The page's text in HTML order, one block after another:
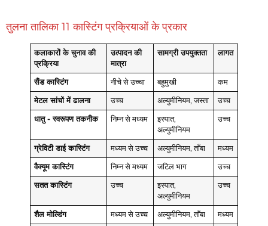
तुलना तालिका 11 कास्टिंग प्रक्रियाओं के प्रकार
कलाकारों के चुनाव की
प्रक्रिया
उत्पादन की
मात्रा
सामग्री उपयुक्तता लागत
सैंड कास्टिंग नीचे से उच्चा बहुमुखी कम
मेटल सांचों में ढालना उच्च अल्युमीनियम, जस्ता उच्च
धातु - स्वरूपण तकनीक निम्न से मध्यम
इस्पात,
अल्युमीनियम
उच्च
ग्रेविटी डाई कास्टिंग मध्यम से उच्च अल्युमीनियम, ताँबा मध्यम
वैक्यूम कास्टिंग निम्न से मध्यम जटिल भाग उच्च
सतत कास्टिंग उच्च
इस्पात,
अल्युमीनियम
उच्च
शैल मोल्डिंग मध्यम से उच्च अल्युमीनियम, ताँबा मध्यम